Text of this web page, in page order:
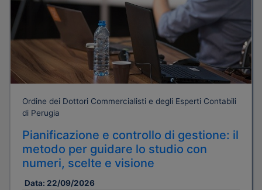
Ordine dei Dottori Commercialisti e degli Esperti Contabili
di Perugia
Pianificazione e controllo di gestione: il
metodo per guidare lo studio con
numeri, scelte e visione
Data: 22/09/2026